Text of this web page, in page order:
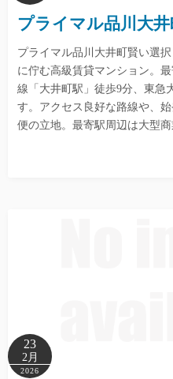
プライマル品川大
プライマル品川大井町賢い選
に佇む高級賃貸マンション。
線「大井町駅」徒歩9分、東急
す。アクセス良好な路線や、
便の立地。最寄駅周辺は大型
23
2月
2026